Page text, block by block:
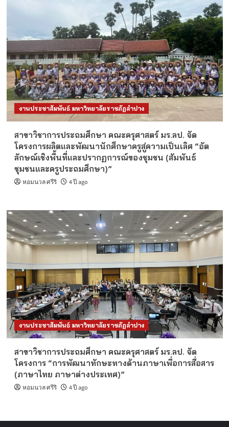
งานประชาสัมพันธ์ มหาวิทยาลัยราชภัฏลำปาง
สาขาวิชาการประถมศึกษา คณะครุศาสตร์ มร.ลป. จัด
โครงการผลิตและพัฒนานักศึกษาครูสู่ความเป็นเลิศ “อัต
ลักษณ์เชิงพื้นที่และปรากฏการณ์ของชุมชน (สัมพันธ์
ชุมชนและครูประถมศึกษา)”
หอมนวล ศรีริ 4 ปี ago
งานประชาสัมพันธ์ มหาวิทยาลัยราชภัฏลำปาง
สาขาวิชาการประถมศึกษา คณะครุศาสตร์ มร.ลป. จัด
โครงการ “การพัฒนาทักษะทางด้านภาษาเพื่อการสื่อสาร
(ภาษาไทย ภาษาต่างประเทศ)”
หอมนวล ศรีริ 4 ปี ago